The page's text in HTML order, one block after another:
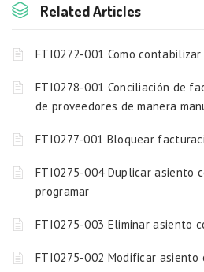
Related Articles
FTI0272-001 Como
FTI0278-001 Conciliación de
de proveedores de manera
FTI0277-001 Bloquear
FTI0275-004 Duplicar asiento
programar
FTI0275-003 Eliminar asiento
FTI0275-002 Modificar asiento